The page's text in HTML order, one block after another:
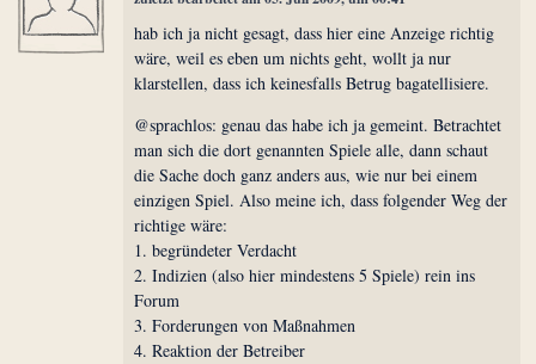
hab ich ja nicht gesagt, dass hier eine Anzeige richtig
wäre, weil es eben um nichts geht, wollt ja nur
klarstellen, dass ich keinesfalls Betrug bagatellisiere.
@sprachlos: genau das habe ich ja gemeint. Betrachtet
man sich die dort genannten Spiele alle, dann schaut
die Sache doch ganz anders aus, wie nur bei einem
einzigen Spiel. Also meine ich, dass folgender Weg der
richtige wäre:
1. begründeter Verdacht
2. Indizien (also hier mindestens 5 Spiele) rein ins
Forum
3. Forderungen von Maßnahmen
4. Reaktion der Betreiber